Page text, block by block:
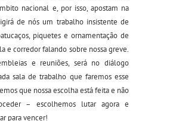
nacional e, por isso, apostam na
de nós um trabalho insistente de
piquetes e ornamentação de
e corredor falando sobre nossa greve.
e reuniões, será no diálogo
sala de trabalho que faremos esse
que nossa escolha está feita e não
– escolhemos lutar agora e
para vencer!